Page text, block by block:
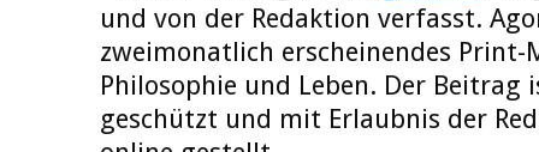
und von der Redaktion verfasst.
zweimonatlich erscheinendes
Philosophie und Leben. Der
geschützt und mit Erlaubnis der